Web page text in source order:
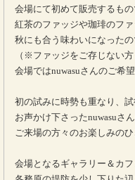
会場にて初めて販売するもの
紅茶のファッジや珈琲のフ
秋にも合う味わいになったの
（※ファッジをご存じない
会場ではnuwasuさんのご希
初の試みに時勢も重なり、
お声かけ下さったnuwasuさ
ご来場の方々のお楽しみの
会場となるギャラリー＆カフ